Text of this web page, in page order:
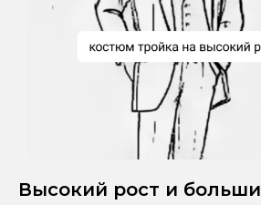
Высокий рост и